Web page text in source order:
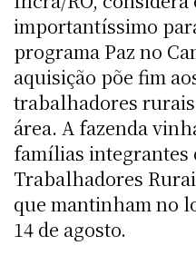
importantíssimo
programa Paz no
aquisição põe fim
trabalhadores
área. A fazenda
famílias integrantes
Trabalhadores
que mantinham no
14 de agosto.